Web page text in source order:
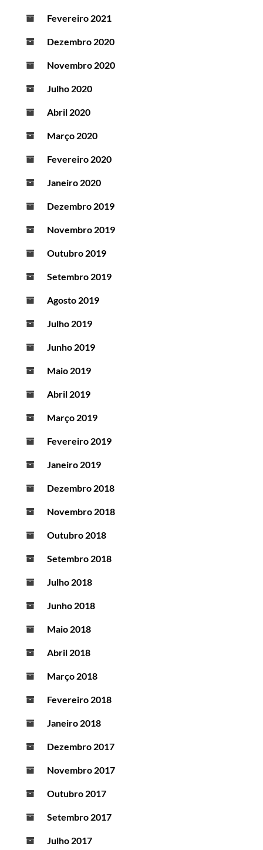
Fevereiro 2021
Dezembro 2020
Novembro 2020
Julho 2020
Abril 2020
Março 2020
Fevereiro 2020
Janeiro 2020
Dezembro 2019
Novembro 2019
Outubro 2019
Setembro 2019
Agosto 2019
Julho 2019
Junho 2019
Maio 2019
Abril 2019
Março 2019
Fevereiro 2019
Janeiro 2019
Dezembro 2018
Novembro 2018
Outubro 2018
Setembro 2018
Julho 2018
Junho 2018
Maio 2018
Abril 2018
Março 2018
Fevereiro 2018
Janeiro 2018
Dezembro 2017
Novembro 2017
Outubro 2017
Setembro 2017
Julho 2017